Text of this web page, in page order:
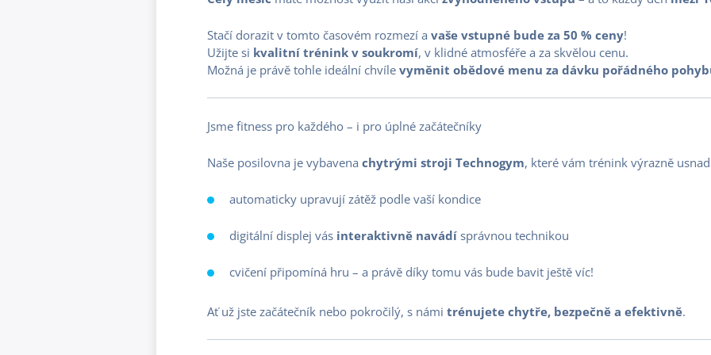
Stačí dorazit v tomto časovém rozmezí a vaše vstupné bude za 50 % ceny!
Užijte si kvalitní trénink v soukromí, v klidné atmosféře a za skvělou cenu.
Možná je právě tohle ideální chvíle vyměnit obědové menu za dávku pořádného
Jsme fitness pro každého – i pro úplné začátečníky
Naše posilovna je vybavena chytrými stroji Technogym, které vám trénink výrazně
automaticky upravují zátěž podle vaší kondice
digitální displej vás interaktivně navádí správnou technikou
cvičení připomíná hru – a právě díky tomu vás bude bavit ještě víc!
Ať už jste začátečník nebo pokročilý, s námi trénujete chytře, bezpečně a efektivně.